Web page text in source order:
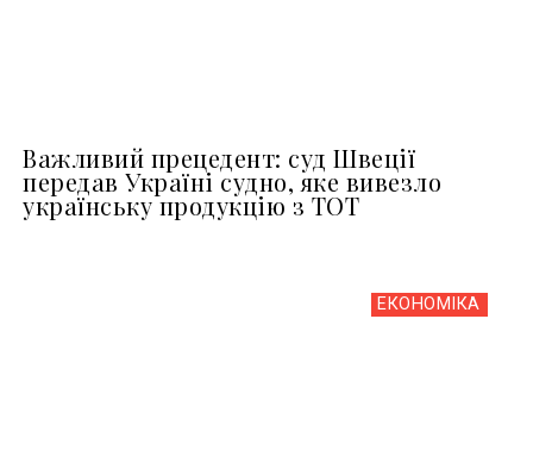
Важливий прецедент: суд Швеції
передав Україні судно, яке вивезло
українську продукцію з ТОТ
ЕКОНОМІКА